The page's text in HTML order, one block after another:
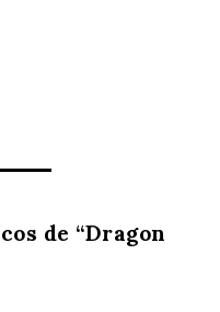
de “Dragon